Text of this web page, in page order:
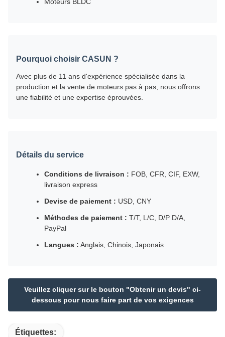
Pourquoi choisir CASUN ?
Avec plus de 11 ans d'expérience spécialisée dans la
production et la vente de moteurs pas à pas, nous offrons
une fiabilité et une expertise éprouvées.
Détails du service
Conditions de livraison : FOB, CFR, CIF, EXW,
livraison express
Devise de paiement : USD, CNY
Méthodes de paiement : T/T, L/C, D/P D/A,
PayPal
Langues : Anglais, Chinois, Japonais
Veuillez cliquer sur le bouton "Obtenir un devis" ci-
dessous pour nous faire part de vos exigences
Étiquettes: